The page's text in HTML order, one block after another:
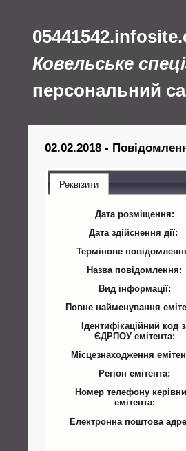
Ковельське
персональний
02.02.2018 -
Реквізити
Дата розміщення:
Дата здійснення дії:
Термінове
Назва повідомлення:
Вид інформації:
Повне найменування
Ідентифікаційний код
ЄДРПОУ емітента:
Місцезнаходження
Регіон емітента:
Номер телефону
емітента:
Електронна поштова